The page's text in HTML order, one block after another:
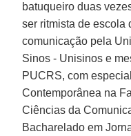
batuqueiro duas
ser ritmista de escola
comunicação pela
Sinos - Unisinos e
PUCRS, com
Contemporânea na
Ciências da
Bacharelado em